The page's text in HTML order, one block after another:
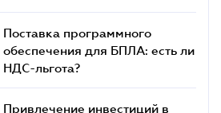
Поставка программного
обеспечения для БПЛА: есть ли
НДС-льгота?
Привлечение инвестиций в